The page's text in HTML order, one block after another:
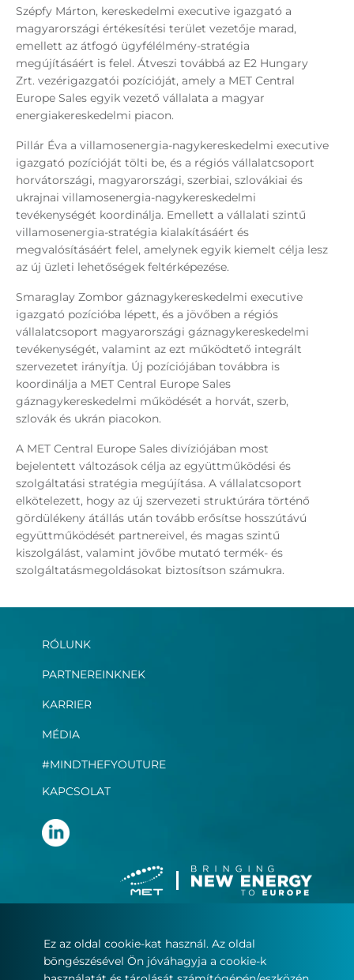
Szépfy Márton, kereskedelmi executive igazgató a
magyarországi értékesítési terület vezetője marad,
emellett az átfogó ügyfélélmény-stratégia
megújításáért is felel. Átveszi továbbá az E2 Hungary
Zrt. vezérigazgatói pozícióját, amely a MET Central
Europe Sales egyik vezető vállalata a magyar
energiakereskedelmi piacon.
Pillár Éva a villamosenergia-nagykereskedelmi executive
igazgató pozícióját tölti be, és a régiós vállalatcsoport
horvátországi, magyarországi, szerbiai, szlovákiai és
ukrajnai villamosenergia-nagykereskedelmi
tevékenységét koordinálja. Emellett a vállalati szintű
villamosenergia-stratégia kialakításáért és
megvalósításáért felel, amelynek egyik kiemelt célja lesz
az új üzleti lehetőségek feltérképezése.
Smaraglay Zombor gáznagykereskedelmi executive
igazgató pozícióba lépett, és a jövőben a régiós
vállalatcsoport magyarországi gáznagykereskedelmi
tevékenységét, valamint az ezt működtető integrált
szervezetet irányítja. Új pozíciójában továbbra is
koordinálja a MET Central Europe Sales
gáznagykereskedelmi működését a horvát, szerb,
szlovák és ukrán piacokon.
A MET Central Europe Sales divíziójában most
bejelentett változások célja az együttműködési és
szolgáltatási stratégia megújítása. A vállalatcsoport
elkötelezett, hogy az új szervezeti struktúrára történő
gördülékeny átállás után tovább erősítse hosszútávú
együttműködését partnereivel, és magas szintű
kiszolgálást, valamint jövőbe mutató termék- és
szolgáltatásmegoldásokat biztosítson számukra.
RÓLUNK
PARTNEREINKNEK
KARRIER
MÉDIA
#MINDTHEFYOUTURE
KAPCSOLAT
Felhasználási feltételek
Adatvédelmi nyilatkozat
Ez az oldal cookie-kat használ. Az oldal
böngészésével Ön jóváhagyja a cookie-k